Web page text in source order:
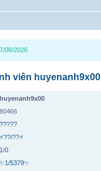
08/2026
viên huyenanh9x00
huyenanh9x00
80466
?????
⚡??/??⚡
1/0
✨1/5379✨